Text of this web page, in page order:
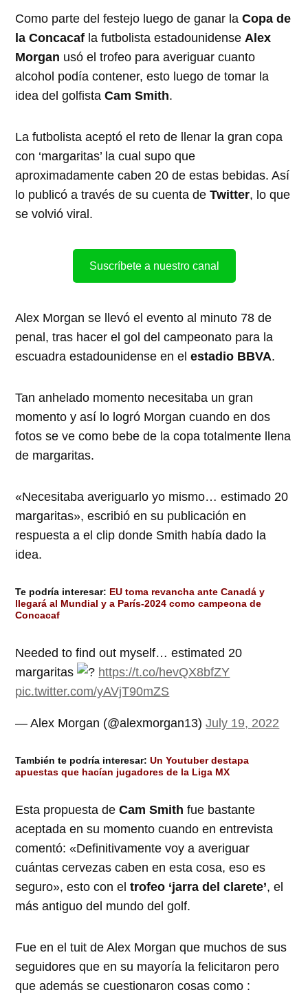
Como parte del festejo luego de ganar laCopa de
la Concacaf la futbolista estadounidenseAlex
Morgan usó el trofeo para averiguar cuanto
alcohol podía contener, esto luego de tomar la
idea del golfistaCam Smith.
La futbolista aceptó el reto de llenar la gran copa
con ‘margaritas’ la cual supo que
aproximadamente caben 20 de estas bebidas. Así
lo publicó a través de su cuenta deTwitter, lo que
se volvió viral.
Suscríbete a nuestro canal
Alex Morgan se llevó el evento al minuto 78 de
penal, tras hacer el gol del campeonato para la
escuadra estadounidense en elestadio BBVA.
Tan anhelado momento necesitaba un gran
momento y así lo logró Morgan cuando en dos
fotos se ve como bebe de la copa totalmente llena
de margaritas.
«Necesitaba averiguarlo yo mismo… estimado 20
margaritas», escribió en su publicación en
respuesta a el clip donde Smith había dado la
idea.
Te podría interesar: EU toma revancha ante Canadá y
llegará al Mundial y a París-2024 como campeona de
Concacaf
Needed to find out myself… estimated 20
margaritas
https://t.co/hevQX8bfZY
pic.twitter.com/yAVjT90mZS
— Alex Morgan (@alexmorgan13)July 19, 2022
También te podría interesar:Un Youtuber destapa
apuestas que hacían jugadores de la Liga MX
Esta propuesta de Cam Smith fue bastante
aceptada en su momento cuando en entrevista
comentó: «Definitivamente voy a averiguar
cuántas cervezas caben en esta cosa, eso es
seguro», esto con eltrofeo ‘jarra del clarete’, el
más antiguo del mundo del golf.
Fue en el tuit de Alex Morgan que muchos de sus
seguidores que en su mayoría la felicitaron pero
que además se cuestionaron cosas como :